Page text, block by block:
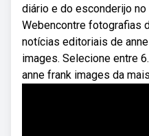
diário e do esconderijo
Webencontre fotografias
notícias editoriais de
images. Selecione entre
anne frank images da